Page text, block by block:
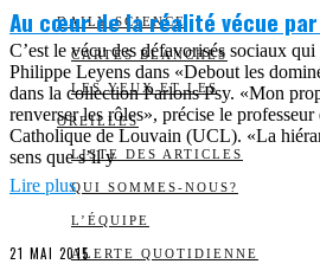
DAILY SCIENCE
CARTES BLANCHES
LES YEUX ET LES
OREILLES
LISTE DES ARTICLES
QUI SOMMES-NOUS?
L’ÉQUIPE
ALERTE QUOTIDIENNE
Au cœur de la réalité vécue
C’est le vécu des défavorisés sociaux
Philippe Leyens dans «Debout les
dans la collection Parlons Psy. «Mon
renverser les rôles», précise le
Catholique de Louvain (UCL). «La
sens que s’il y
Lire plus
21 MAI 2015